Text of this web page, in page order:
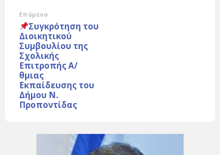
Επόμενο
Συγκρότηση του
Διοικητικού
Συμβουλίου της
Σχολικής
Επιτροπής Α/
θμιας
Εκπαίδευσης του
Δήμου Ν.
Προποντίδας